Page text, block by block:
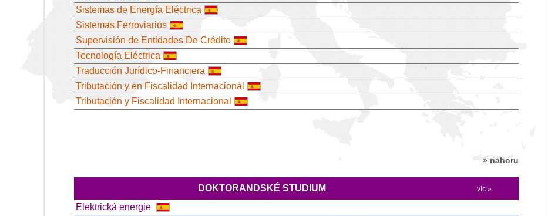
Sistemas de Energía Eléctrica
Sistemas Ferroviarios
Supervisión de Entidades De Crédito
Tecnología Eléctrica
Traducción Jurídico-Financiera
Tributación y en Fiscalidad Internacional
Tributación y Fiscalidad Internacional
» nahoru
DOKTORANDSKÉ STUDIUM víc »
Elektrická energie